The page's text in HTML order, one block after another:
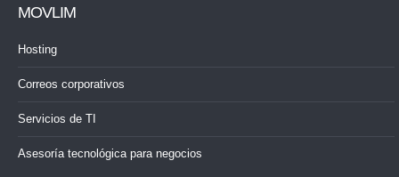
MOVLIM
Hosting
Correos corporativos
Servicios de TI
Asesoría tecnológica para negocios